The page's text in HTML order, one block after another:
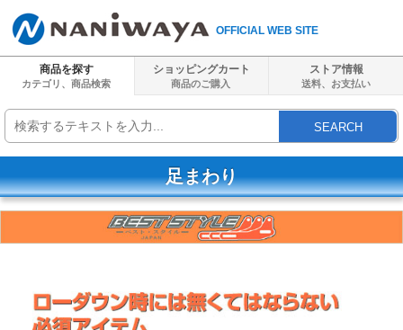
OFFICIAL WEB SITE
商品を探す
カテゴリ、商品検索
ショッピングカート
商品のご購入
ストア情報
送料、 お支払い
SEARCH
足まわり